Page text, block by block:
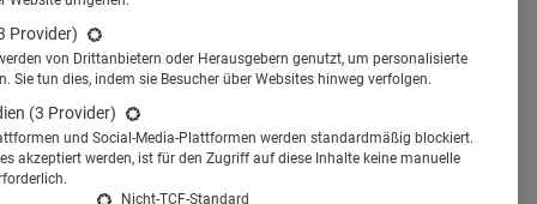
Provider)
von Drittanbietern oder Herausgebern genutzt, um personalisierte
Sie tun dies, indem sie Besucher über Websites hinweg verfolgen.
(3 Provider)
und Social-Media-Plattformen werden standardmäßig blockiert.
akzeptiert werden, ist für den Zugriff auf diese Inhalte keine manuelle
Nicht-TCF-Standard